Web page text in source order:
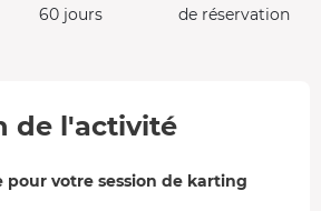
60 jours
de réservation
de l'activité
pour votre session de karting